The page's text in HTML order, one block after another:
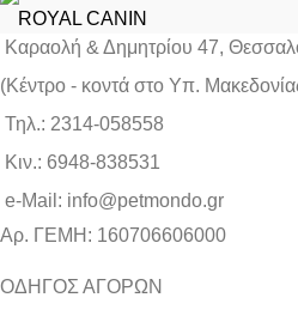
ROYAL CANIN
Καραολή & Δημητρίου 47,
(Kέντρο - κοντά στο Yπ.
Τηλ.: 2314-058558
Κιν.: 6948-838531
e-Mail: info@petmondo.gr
Aρ. ΓΕΜΗ: 160706606000
ΟΔΗΓΟΣ ΑΓΟΡΩΝ